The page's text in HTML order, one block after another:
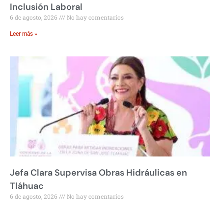
Inclusión Laboral
6 de agosto, 2026 No hay comentarios
Leer más »
Jefa Clara Supervisa Obras Hidráulicas en
Tláhuac
6 de agosto, 2026 No hay comentarios